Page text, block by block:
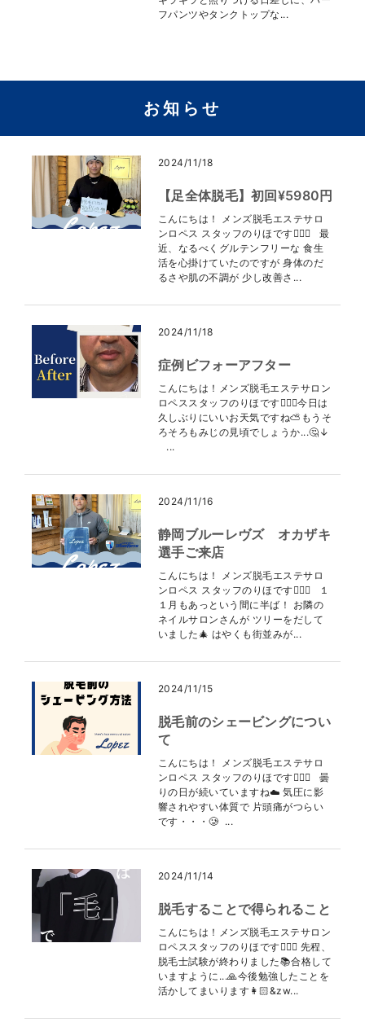
フパンツやタンクトップな...
お知らせ
2024/11/18
【足全体脱毛】初回¥5980円
こんにちは！ メンズ脱毛エステサロ
ンロペス スタッフのりほです👩🏻‍⚕️ 最
近、なるべくグルテンフリーな 食生
活を心掛けていたのですが 身体のだ
るさや肌の不調が 少し改善さ...
2024/11/18
症例ビフォーアフター
こんにちは！メンズ脱毛エステサロン
ロペススタッフのりほです👩🏻‍⚕️今日は
久しぶりにいいお天気ですね⛅️もうそ
ろそろもみじの見頃でしょうか...🤔↓
...
2024/11/16
静岡ブルーレヴズ オカザキ
選手ご来店
こんにちは！ メンズ脱毛エステサロ
ンロペス スタッフのりほです👩🏻‍⚕️ １
１月もあっという間に半ば！ お隣の
ネイルサロンさんが ツリーをだして
いました🎄 はやくも街並みが...
2024/11/15
脱毛前のシェービングについ
て
こんにちは！ メンズ脱毛エステサロ
ンロペス スタッフのりほです👩🏻‍⚕️ 曇
りの日が続いていますね☁️ 気圧に影
響されやすい体質で 片頭痛がつらい
です・・・🥲 ...
2024/11/14
脱毛することで得られること
こんにちは！メンズ脱毛エステサロン
ロペススタッフのりほです👩🏻‍⚕️ 先程、
脱毛士試験が終わりました📚合格して
いますように...🙏今後勉強したことを
活かしてまいります👩🏻&zw...